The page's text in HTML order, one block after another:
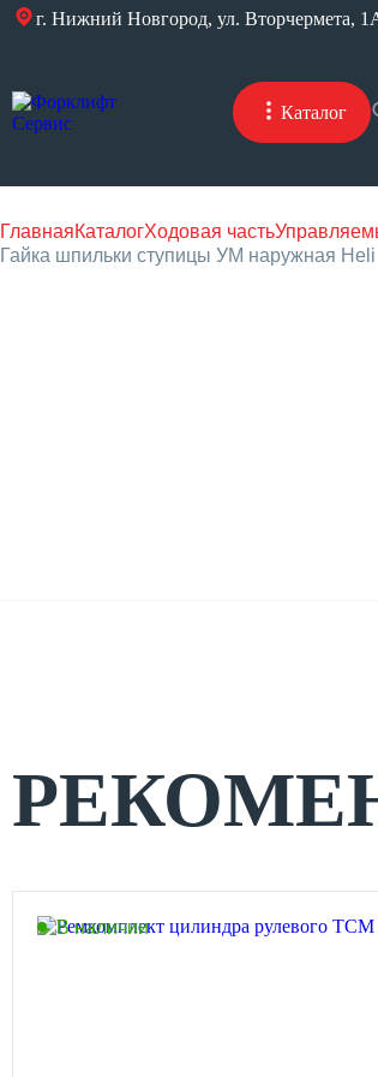
г. Нижний Новгород, ул. Вторчермета,
Каталог
ГлавнаяКаталогХодовая часть
Гайка шпильки ступицы УМ наружная
В наличии